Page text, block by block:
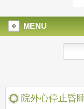
MENU
院外心停止昏